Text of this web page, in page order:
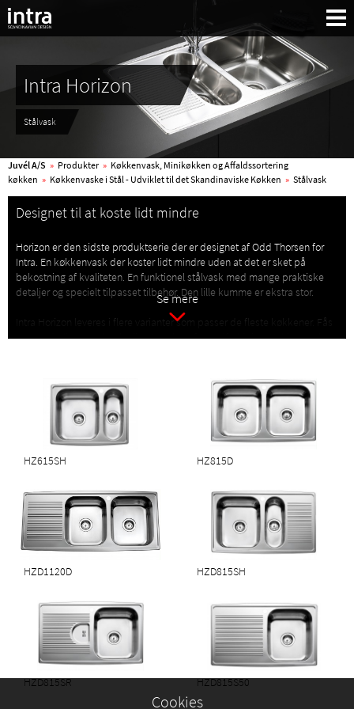
Søg:
Intra Horizon
Stålvask
Juvél A/S » Produkter » Køkkenvask, Minikøkken og Affaldssortering
køkken » Køkkenvaske i Stål - Udviklet til det Skandinaviske Køkken » Stålvask
Designet til at koste lidt mindre
Horizon er den sidste produktserie der er designet af Odd Thorsen for
Intra. En køkkenvask der koster lidt mindre uden at det er sket på
bekostning af kvaliteten. En funktionel stålvask med mange praktiske
detaljer og specielt tilpasset tilbehør. Den lille kumme er ekstra stor.
Intra Horizon leveres i flere varianter som passer de fleste køkkener. Fås
som underlimet vask, planlimet vask og for nedfældning. Køkkenvask
Intra Horizon HZD 815 S50
Horizon serien blev lanceret i 2004 og bestod
af fem modeller, udformet med respekt for
Intras designtraditioner. Serien udvides med
en ny model, der passer til 45-50 cm skabe –
Download PDF
Se mere
HZ615SH HZ815D
HZD1120D HZD815SH
HZD815SR HZD815S50
Cookies